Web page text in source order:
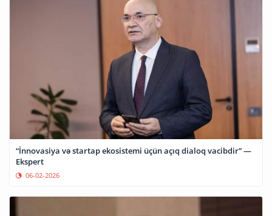
“İnnovasiya və startap ekosistemi üçün açıq dialoq vacibdir” —
Ekspert
06-02-2026